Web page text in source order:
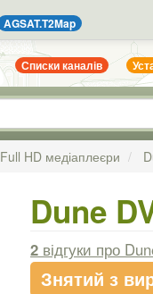
AGSAT.T2Map
Списки каналів
Full HD медіаплеєри
Dune
2 відгуки про
Знятий з